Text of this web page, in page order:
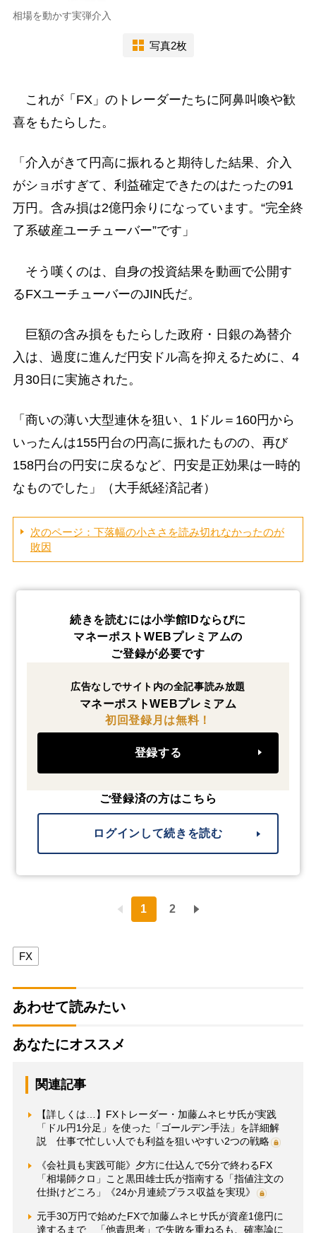
相場を動かす実弾介入
写真2枚
これが「FX」のトレーダーたちに阿鼻叫喚や歓
喜をもたらした。
「介入がきて円高に振れると期待した結果、介入
がショボすぎて、利益確定できたのはたったの91
万円。含み損は2億円余りになっています。“完全終
了系破産ユーチューバー”です」
そう嘆くのは、自身の投資結果を動画で公開す
るFXユーチューバーのJIN氏だ。
巨額の含み損をもたらした政府・日銀の為替介
入は、過度に進んだ円安ドル高を抑えるために、4
月30日に実施された。
「商いの薄い大型連休を狙い、1ドル＝160円から
いったんは155円台の円高に振れたものの、再び
158円台の円安に戻るなど、円安是正効果は一時的
なものでした」（大手紙経済記者）
次のページ：下落幅の小ささを読み切れなかったのが
敗因
続きを読むには小学館IDならびに
マネーポストWEBプレミアムの
ご登録が必要です
広告なしでサイト内の全記事読み放題
マネーポストWEBプレミアム
初回登録月は無料！
登録する
ご登録済の方はこちら
ログインして続きを読む
1 2
FX
あわせて読みたい
あなたにオススメ
関連記事
【詳しくは…】FXトレーダー・加藤ムネヒサ氏が実践
「ドル円1分足」を使った「ゴールデン手法」を詳細解
説 仕事で忙しい人でも利益を狙いやすい2つの戦略
《会社員も実践可能》夕方に仕込んで5分で終わるFX
「相場師クロ」こと黒田雄士氏が指南する「指値注文の
仕掛けどころ」《24か月連続プラス収益を実現》
元手30万円で始めたFXで加藤ムネヒサ氏が資産1億円に
達するまで 「他責思考」で失敗を重ねるも、確率論に